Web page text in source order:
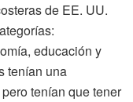
de EE. UU.
educación y
tenían una
tenían que tener